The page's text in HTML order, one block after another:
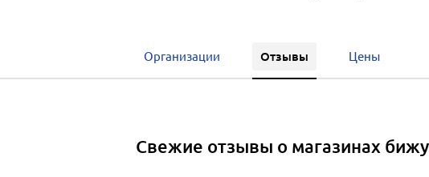
Организации Отзывы Цены
Свежие отзывы о магазинах